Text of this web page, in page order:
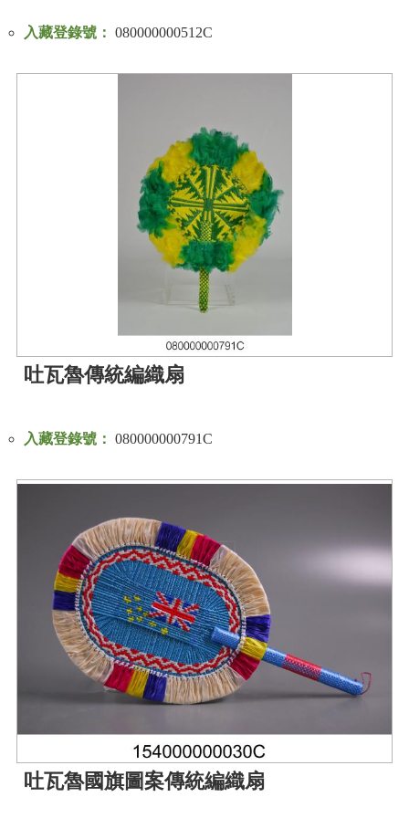
入藏登錄號： 080000000512C
吐瓦魯傳統編織扇
入藏登錄號： 080000000791C
吐瓦魯國旗圖案傳統編織扇